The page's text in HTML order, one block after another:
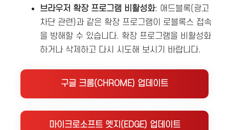
브라우저 확장 프로그램 비활성화: 애드블록(광고
차단 관련)과 같은 확장 프로그램이 로블록스 접속
을 방해할 수 있습니다. 확장 프로그램을 비활성화
하거나 삭제하고 다시 시도해 보시기 바랍니다.
구글 크롬(CHROME) 업데이트
마이크로소프트 엣지(EDGE) 업데이트